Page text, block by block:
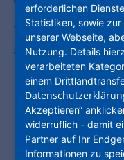
Lobte das umsichtige und
Wirtschaftsminister
Geschäftsführern Monika
Westphal. Foto: NHW
Die
Heimstätte |
erforderlichen
Statistiken, sowie
unserer Webseite,
Nutzung. Details
verarbeiteten
einem
Akzeptieren“
widerruflich - damit
Partner auf Ihr
Informationen zu